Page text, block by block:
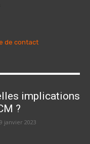
de contact
implications
?
janvier 2023